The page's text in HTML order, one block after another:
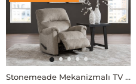
Stonemeade Mekanizmalı TV Koltuğu